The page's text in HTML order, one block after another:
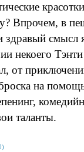
Впрочем, в
здравый смысл
некоего
от
на
таланты.